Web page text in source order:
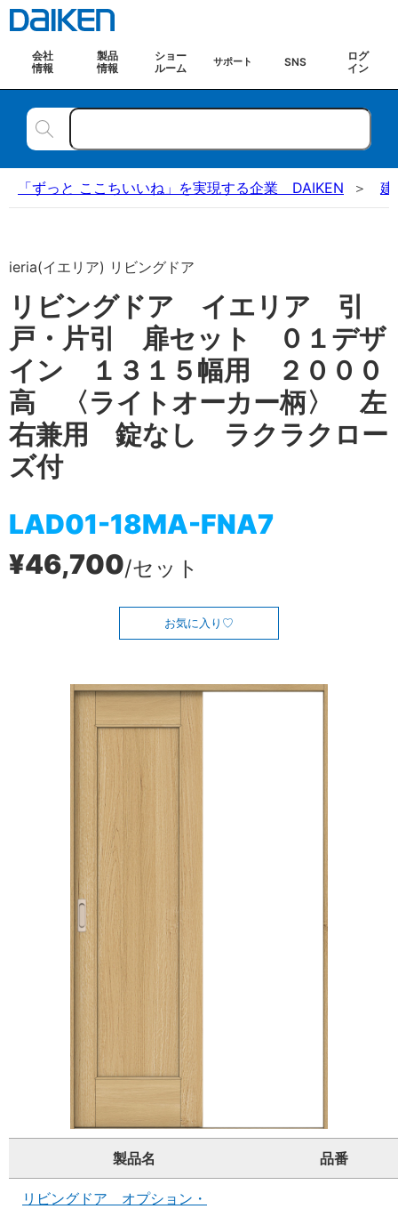
会社
情報
製品
情報
ショー
ルーム
サポート SNS
ログ
イン
「ずっと ここちいいね」を実現する企業 DAIKEN 建
ieria(イエリア) リビングドア
リビングドア イエリア 引
戸・片引 扉セット ０１デザ
イン １３１５幅用 ２０００
高 〈ライトオーカー柄〉 左
右兼用 錠なし ラクラクロー
ズ付
LAD01-18MA-FNA7
¥46,700/セット
お気に入り
製品名 品番
リビングドア オプション・